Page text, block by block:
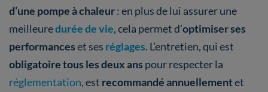
d’une pompe à chaleur: en plus de lui assurer une
meilleuredurée de vie, cela permet d’optimiser ses
performanceset ses réglages. L’entretien, qui est
obligatoire tous les deux ans pour respecter la
réglementation, est recommandé annuellementet